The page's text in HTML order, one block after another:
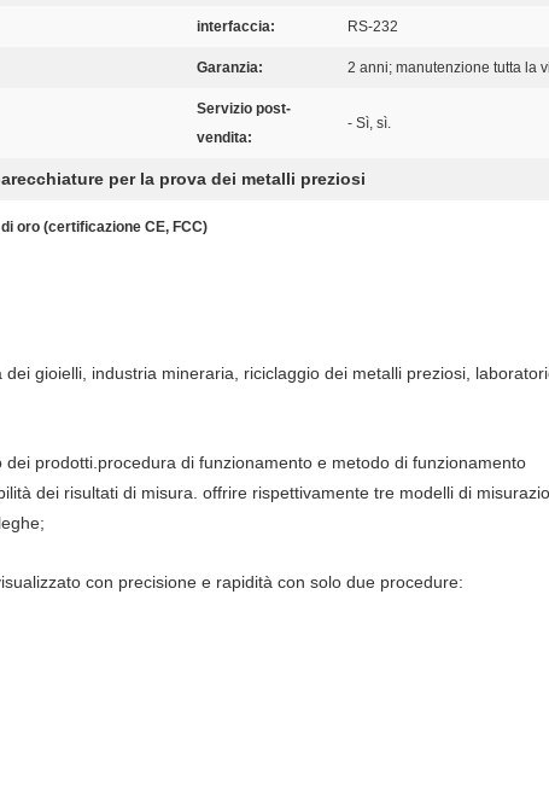
interfaccia: RS-232
Garanzia: 2 anni; manutenzione tutta la
Servizio post-
vendita:
- Sì, sì.
per la prova dei metalli preziosi
oro (certificazione CE, FCC)
gioielli, industria mineraria, riciclaggio dei metalli preziosi,
prodotti.procedura di funzionamento e metodo di funzionamento
dei risultati di misura. offrire rispettivamente tre modelli di
con precisione e rapidità con solo due procedure: